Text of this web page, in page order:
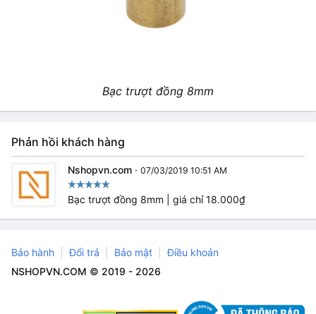
Bạc trượt đồng 8mm
Phản hồi khách hàng
Nshopvn.com · 07/03/2019 10:51 AM
Bạc trượt đồng 8mm | giá chỉ 18.000₫
Bảo hành Đổi trả Bảo mật
Điều khoản
NSHOPVN.COM © 2019 - 2026